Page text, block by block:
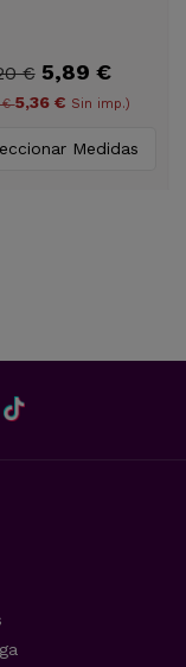
€ 5,89 €
€5,36 € Sin imp.)
Medidas